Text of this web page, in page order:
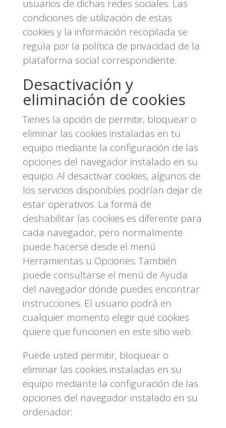
usuarios de dichas redes sociales. Las
condiciones de utilización de estas
cookies y la información recopilada se
regula por la política de privacidad de la
plataforma social correspondiente.
Desactivación y
eliminación de cookies
Tienes la opción de permitir, bloquear o
eliminar las cookies instaladas en tu
equipo mediante la configuración de las
opciones del navegador instalado en su
equipo. Al desactivar cookies, algunos de
los servicios disponibles podrían dejar de
estar operativos. La forma de
deshabilitar las cookies es diferente para
cada navegador, pero normalmente
puede hacerse desde el menú
Herramientas u Opciones. También
puede consultarse el menú de Ayuda
del navegador dónde puedes encontrar
instrucciones. El usuario podrá en
cualquier momento elegir qué cookies
quiere que funcionen en este sitio web.
Puede usted permitir, bloquear o
eliminar las cookies instaladas en su
equipo mediante la configuración de las
opciones del navegador instalado en su
ordenador: